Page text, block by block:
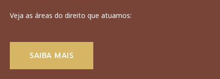
Veja as áreas do direito que atuamos:
SAIBA MAIS